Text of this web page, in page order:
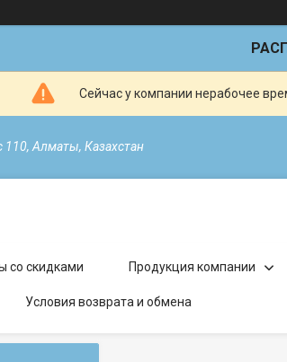
Сейчас у компании нерабочее
110, Алматы, Казахстан
со скидками Продукция компании
Условия возврата и обмена